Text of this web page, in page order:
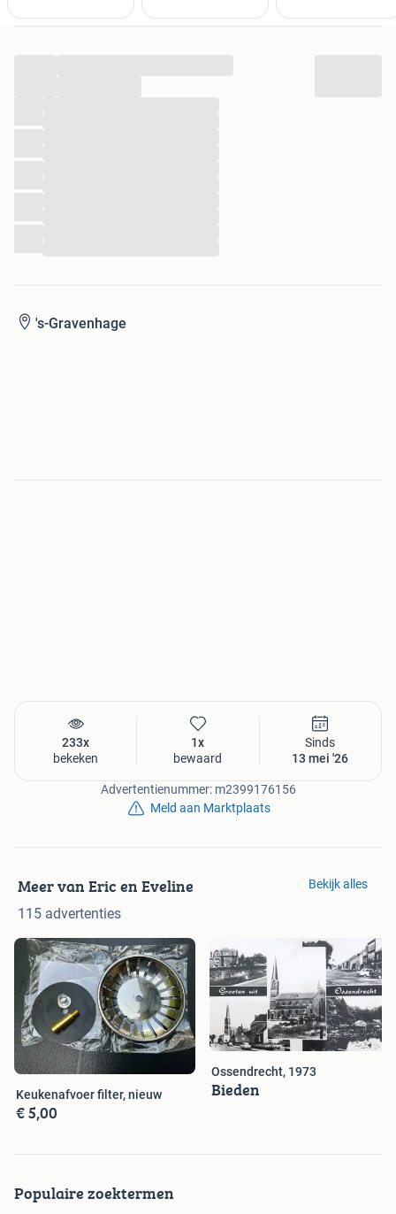
's-Gravenhage
233x
bekeken
1x
bewaard
Sinds
13 mei '26
Advertentienummer: m2399176156
Meld aan Marktplaats
Meer van Eric en Eveline
115 advertenties
Bekijk alles
Keukenafvoer filter, nieuw
€ 5,00
Ossendrecht, 1973
Bieden
Populaire zoektermen